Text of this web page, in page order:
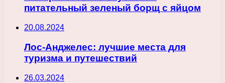
питательный зеленый борщ с яйцом
20.08.2024
Лос-Анджелес: лучшие места для
туризма и путешествий
26.03.2024